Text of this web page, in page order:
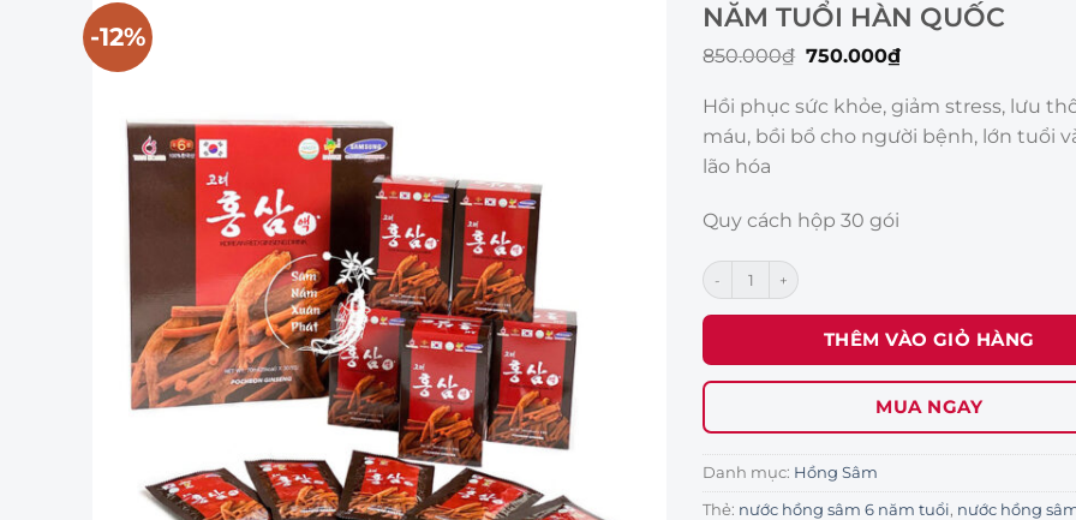
-12%
NĂM TUỔI HÀN QUỐC
850.000₫ Giá
là:
850.000₫.
750.000₫Giá
tại
là:
750.000₫.
Hồi phục sức khỏe, giảm stress, lưu
máu, bồi bổ cho người bệnh, lớn tuổi
lão hóa
Quy cách hộp 30 gói
Nước Hồng Sâm Pocheon 6 Năm Tuổi Hàn Quốc
THÊM VÀO GIỎ HÀNG
MUA NGAY
Danh mục: Hồng Sâm
Thẻ: nước hồng sâm 6 năm tuổi, nước hồng